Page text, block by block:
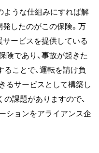
ような仕組みにすれば解
したのがこの保険。万
サービスを提供している
険であり、事故が起きた
ことで、運転を請け負
るサービスとして構築し
課題がありますので、
ションをアライアンス企